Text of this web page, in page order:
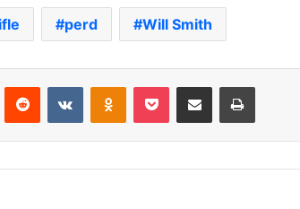
perd Will Smith
Reddit VKontakteOdnoklassniki
Pocket Partager par email Imprimer